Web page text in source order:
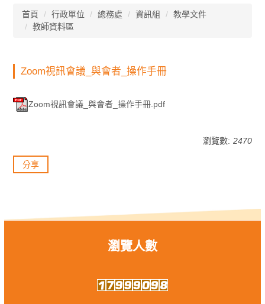
首頁 行政單位 總務處 資訊組
教學文件
教師資料區
Zoom視訊會議_與會者_操作手冊
Zoom視訊會議_與會者_操作手冊.pdf
瀏覽數: 2470
分享
瀏覽人數